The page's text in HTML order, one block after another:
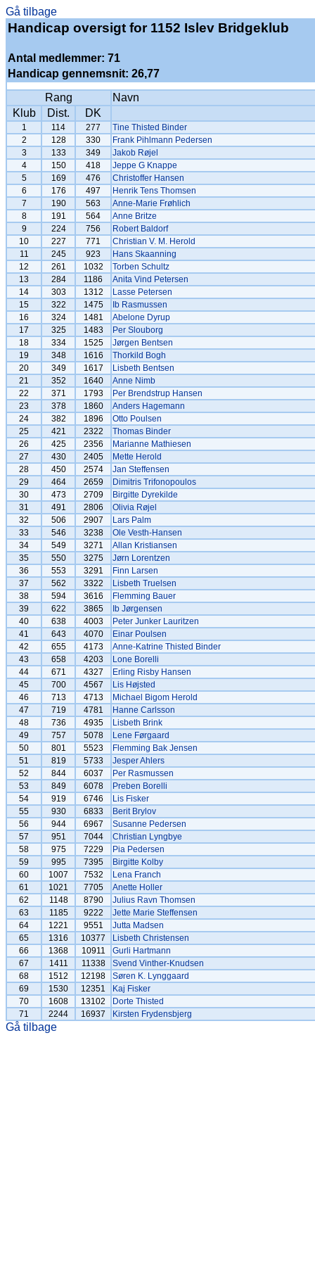
Gå tilbage
Handicap oversigt for 1152 Islev Bridgeklub
Antal medlemmer: 71
Handicap gennemsnit: 26,77
Rang
Navn
Klub
Dist. DK
1 114 277
Tine Thisted Binder
2
128 330
Frank Pihlmann Pedersen
3
133 349
Jakob Røjel
4
150 418
Jeppe G Knappe
5
169 476
Christoffer Hansen
6
176 497
Henrik Tens Thomsen
7
190 563
Anne-Marie Frøhlich
8
191 564
Anne Britze
9
224 756
Robert Baldorf
10
227 771
Christian V. M. Herold
11
245 923
Hans Skaanning
12
261 1032
Torben Schultz
13
284 1186
Anita Vind Petersen
14
303 1312
Lasse Petersen
15
322 1475
Ib Rasmussen
16
324 1481
Abelone Dyrup
17
325 1483
Per Slouborg
18
334 1525
Jørgen Bentsen
19
348 1616
Thorkild Bogh
20
349 1617
Lisbeth Bentsen
21
352 1640
Anne Nimb
22
371 1793
Per Brendstrup Hansen
23
378 1860
Anders Hagemann
24
382 1896
Otto Poulsen
25
421 2322
Thomas Binder
26
425 2356
Marianne Mathiesen
27
430 2405
Mette Herold
28
450 2574
Jan Steffensen
29
464 2659
Dimitris Trifonopoulos
30
473 2709
Birgitte Dyrekilde
31
491 2806
Olivia Røjel
32
506 2907
Lars Palm
33
546 3238
Ole Vesth-Hansen
34
549 3271
Allan Kristiansen
35
550 3275
Jørn Lorentzen
36
553 3291
Finn Larsen
37
562 3322
Lisbeth Truelsen
38
594 3616
Flemming Bauer
39
622 3865
Ib Jørgensen
40
638 4003
Peter Junker Lauritzen
41
643 4070
Einar Poulsen
42
655 4173
Anne-Katrine Thisted Binder
43
658 4203
Lone Borelli
44
671 4327
Erling Risby Hansen
45
700 4567
Lis Højsted
46
713 4713
Michael Bigom Herold
47
719 4781
Hanne Carlsson
48
736 4935
Lisbeth Brink
49
757 5078
Lene Førgaard
50
801 5523
Flemming Bak Jensen
51
819 5733
Jesper Ahlers
52
844 6037
Per Rasmussen
53
849 6078
Preben Borelli
54
919 6746
Lis Fisker
55
930 6833
Berit Brylov
56
944 6967
Susanne Pedersen
57
951 7044
Christian Lyngbye
58
975 7229
Pia Pedersen
59
995 7395
Birgitte Kolby
60
1007 7532
Lena Franch
61
1021 7705
Anette Holler
62
1148 8790
Julius Ravn Thomsen
63
1185 9222
Jette Marie Steffensen
64
1221 9551
Jutta Madsen
65
1316 10377
Lisbeth Christensen
66
1368 10911
Gurli Hartmann
67
1411 11338
Svend Vinther-Knudsen
68
1512 12198
Søren K. Lynggaard
69
1530 12351
Kaj Fisker
70
1608 13102
Dorte Thisted
71
2244 16937 Kirsten Frydensbjerg
Gå tilbage